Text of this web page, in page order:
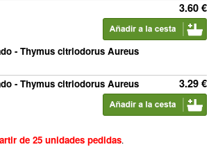
3.60 €
- Thymus citriodorus Aureus
3.29 €
- Thymus citriodorus Aureus
de 25 unidades pedidas.